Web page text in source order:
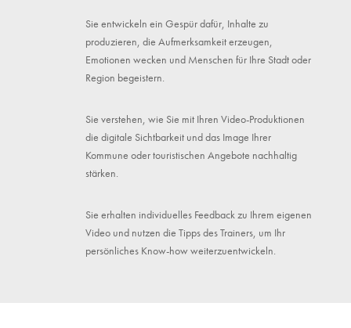
Sie entwickeln ein Gespür dafür, Inhalte zu
produzieren, die Aufmerksamkeit erzeugen,
Emotionen wecken und Menschen für Ihre Stadt oder
Region begeistern.
Sie verstehen, wie Sie mit Ihren Video-Produktionen
die digitale Sichtbarkeit und das Image Ihrer
Kommune oder touristischen Angebote nachhaltig
stärken.
Sie erhalten individuelles Feedback zu Ihrem eigenen
Video und nutzen die Tipps des Trainers, um Ihr
persönliches Know-how weiterzuentwickeln.